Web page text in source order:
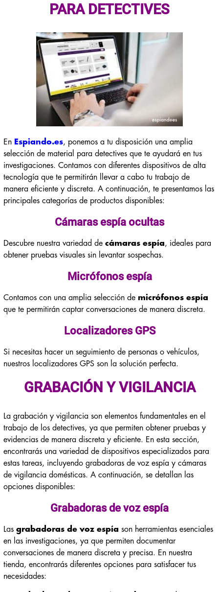
PARA DETECTIVES
En Espiando.es, ponemos a tu disposición una amplia
selección de material para detectives que te ayudará en tus
investigaciones. Contamos con diferentes dispositivos de alta
tecnología que te permitirán llevar a cabo tu trabajo de
manera eficiente y discreta. A continuación, te presentamos las
principales categorías de productos disponibles:
Cámaras espía ocultas
Descubre nuestra variedad de cámaras espía, ideales para
obtener pruebas visuales sin levantar sospechas.
Micrófonos espía
Contamos con una amplia selección de micrófonos espía
que te permitirán captar conversaciones de manera discreta.
Localizadores GPS
Si necesitas hacer un seguimiento de personas o vehículos,
nuestros localizadores GPS son la solución perfecta.
GRABACIÓN Y VIGILANCIA
La grabación y vigilancia son elementos fundamentales en el
trabajo de los detectives, ya que permiten obtener pruebas y
evidencias de manera discreta y eficiente. En esta sección,
encontrarás una variedad de dispositivos especializados para
estas tareas, incluyendo grabadoras de voz espía y cámaras
de vigilancia domésticas. A continuación, se detallan las
opciones disponibles:
Grabadoras de voz espía
Las grabadoras de voz espía son herramientas esenciales
en las investigaciones, ya que permiten documentar
conversaciones de manera discreta y precisa. En nuestra
tienda, encontrarás diferentes opciones para satisfacer tus
necesidades: